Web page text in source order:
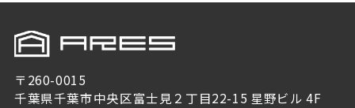
〒260-0015
千葉県千葉市中央区富士見２丁目22-15 星野ビル 4F